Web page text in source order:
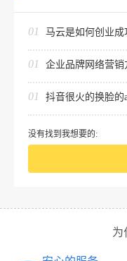
01 马云是如何创业成
01 企业品牌网络营销
01 抖音很火的换脸的
没有找到我想要的:
为